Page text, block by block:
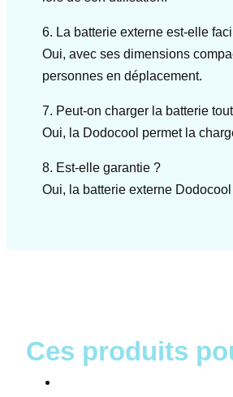
6. La batterie externe est-elle
Oui, avec ses dimensions
personnes en déplacement.
7. Peut-on charger la batterie
Oui, la Dodocool permet la
8. Est-elle garantie ?
Oui, la batterie externe
Ces produits